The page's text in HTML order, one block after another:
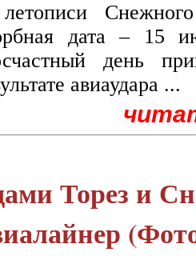
дата – 15
день
авиаудара ...
Торез и